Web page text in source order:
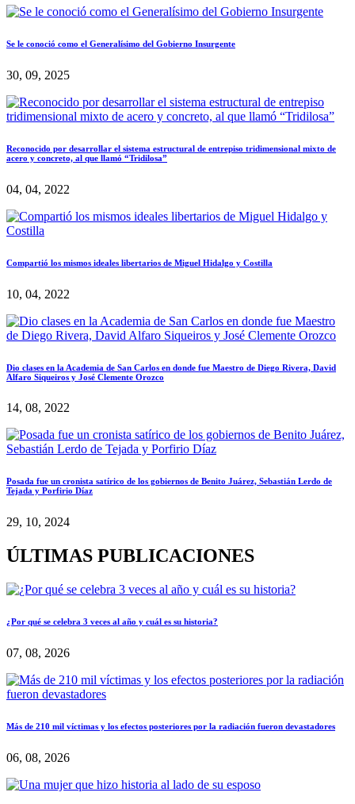
Se le conoció como el Generalísimo del Gobierno Insurgente
30, 09, 2025
Reconocido por desarrollar el sistema estructural de entrepiso tridimensional mixto de
acero y concreto, al que llamó “Tridilosa”
04, 04, 2022
Compartió los mismos ideales libertarios de Miguel Hidalgo y Costilla
10, 04, 2022
Dio clases en la Academia de San Carlos en donde fue Maestro de Diego Rivera, David
Alfaro Siqueiros y José Clemente Orozco
14, 08, 2022
Posada fue un cronista satírico de los gobiernos de Benito Juárez, Sebastián Lerdo de
Tejada y Porfirio Díaz
29, 10, 2024
ÚLTIMAS PUBLICACIONES
¿Por qué se celebra 3 veces al año y cuál es su historia?
07, 08, 2026
Más de 210 mil víctimas y los efectos posteriores por la radiación fueron devastadores
06, 08, 2026